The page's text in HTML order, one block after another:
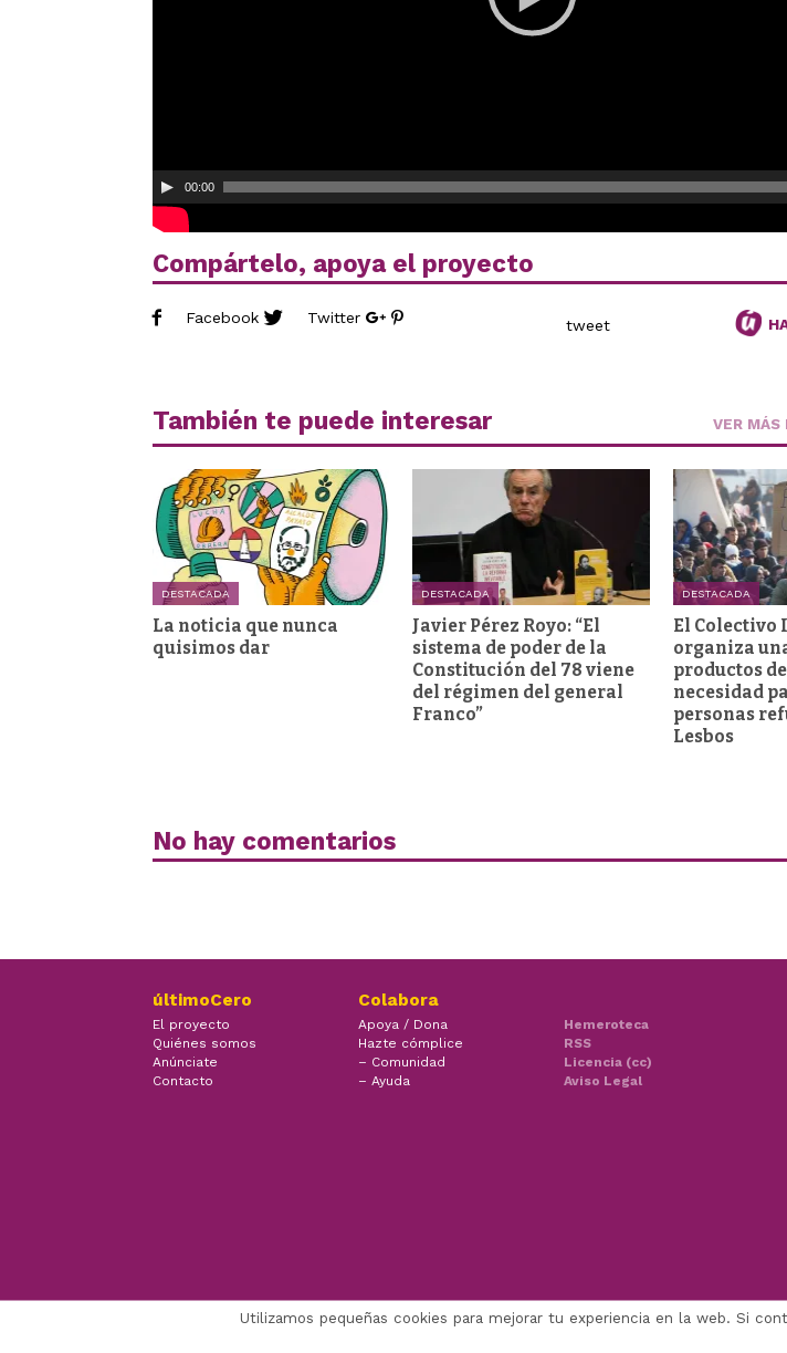
00:00
Compártelo, apoya el proyecto
Facebook Twitter tweet
También te puede interesar VER MÁS
DESTACADA
La noticia que nunca
quisimos dar
DESTACADA
Javier Pérez Royo: “El
sistema de poder de la
Constitución del 78 viene
del régimen del general
Franco”
DESTACADA
El Colectivo
organiza
productos
necesidad
personas
Lesbos
No hay comentarios
últimoCero
El proyecto
Quiénes somos
Anúnciate
Contacto
Colabora
Apoya / Dona
Hazte cómplice
– Comunidad
– Ayuda
Hemeroteca
RSS
Licencia (cc)
Aviso Legal
Utilizamos pequeñas cookies para mejorar tu experiencia en la web. Si